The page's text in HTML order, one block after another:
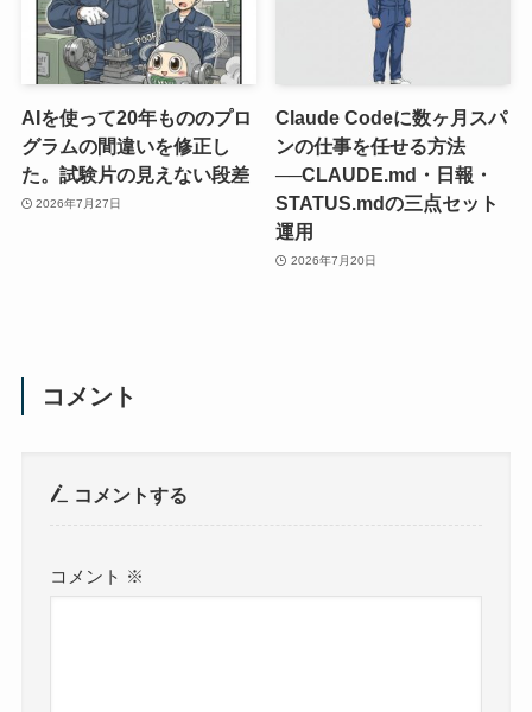
AIを使って20年もののプロ
グラムの間違いを修正し
た。試験片の見えない段差
2026年7月27日
Claude Codeに数ヶ月スパ
ンの仕事を任せる方法
──CLAUDE.md・日報・
STATUS.mdの三点セット
運用
2026年7月20日
コメント
コメントする
コメント ※